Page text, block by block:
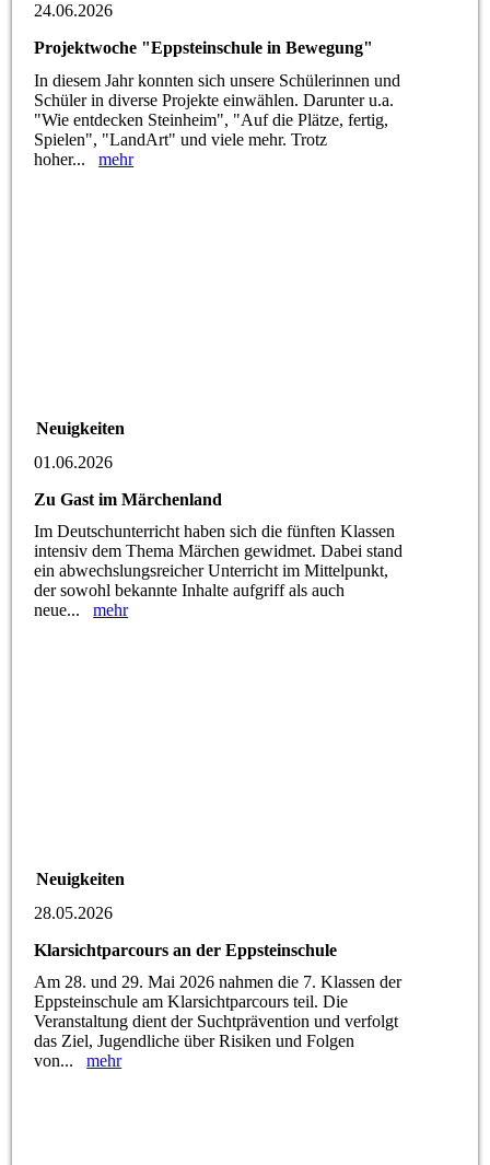
24.06.2026
Projektwoche "Eppsteinschule in Bewegung"
In diesem Jahr konnten sich unsere Schülerinnen und
Schüler in diverse Projekte einwählen. Darunter u.a.
"Wie entdecken Steinheim", "Auf die Plätze, fertig,
Spielen", "LandArt" und viele mehr. Trotz
hoher...mehr
Neuigkeiten
01.06.2026
Zu Gast im Märchenland
Im Deutschunterricht haben sich die fünften Klassen
intensiv dem Thema Märchen gewidmet. Dabei stand
ein abwechslungsreicher Unterricht im Mittelpunkt,
der sowohl bekannte Inhalte aufgriff als auch
neue...mehr
Neuigkeiten
28.05.2026
Klarsichtparcours an der Eppsteinschule
Am 28. und 29. Mai 2026 nahmen die 7. Klassen der
Eppsteinschule am Klarsichtparcours teil. Die
Veranstaltung dient der Suchtprävention und verfolgt
das Ziel, Jugendliche über Risiken und Folgen
von...mehr